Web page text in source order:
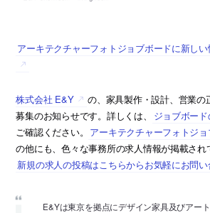
アーキテクチャーフォトジョブボードに新し
株式会社 E&Y
の、家具製作・設計、営業の
募集のお知らせです。詳しくは、
ジョブボー
ご確認ください。 アーキテクチャーフォトジ
の他にも、色々な事務所の求人情報が掲載され
新規の求人の投稿はこちらからお気軽にお問
E&Yは東京を拠点にデザイン家具及びアー